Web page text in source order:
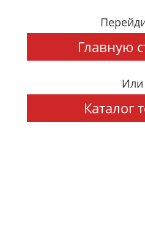
Главную
Или
Каталог